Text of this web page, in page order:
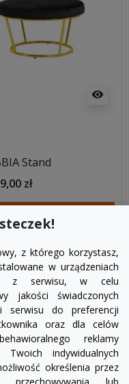
visibility
Stand
zł
YouTubePinterest
z którego korzystasz,
w urządzeniach
z serwisu, w celu
jakości świadczonych
serwisu do preferencji
oraz dla celów
reklamy
indywidualnych
określenia przez